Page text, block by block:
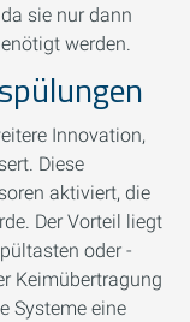
sie nur dann
werden.
Innovation,
Diese
aktiviert, die
Der Vorteil liegt
oder -
Keimübertragung
Systeme eine